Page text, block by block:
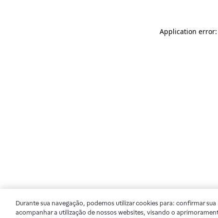
Application
Durante sua navegação, podemos utilizar cookies para: confirmar
acompanhar a utilização de nossos websites, visando o